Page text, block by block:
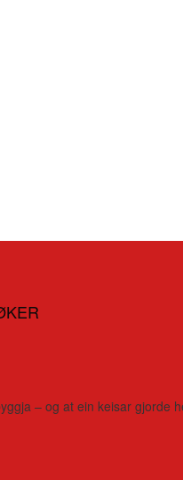
– og at ein keisar